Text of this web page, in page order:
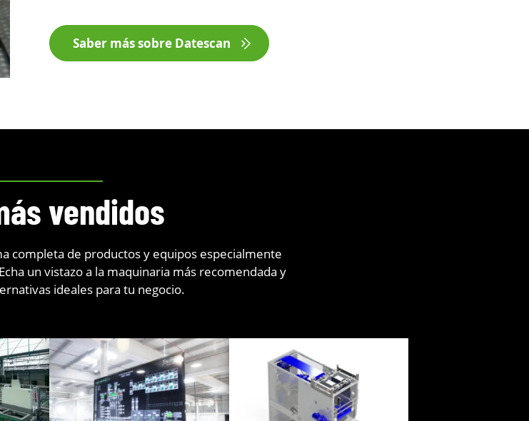
Saber más sobre Datescan
vendidos
completa de productos y equipos especialmente
un vistazo a la maquinaria más recomendada y
ideales para tu negocio.